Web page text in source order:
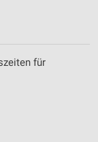
für